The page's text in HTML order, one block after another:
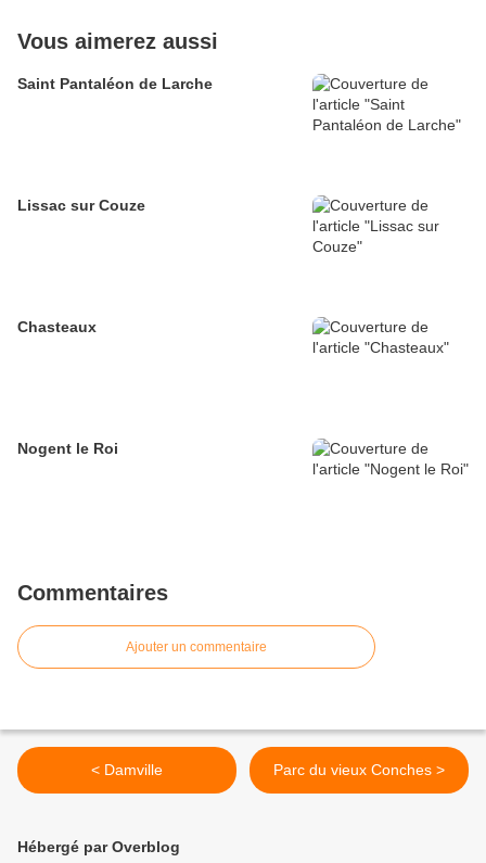
Vous aimerez aussi
Saint Pantaléon de Larche
Lissac sur Couze
Chasteaux
Nogent le Roi
Commentaires
Ajouter un commentaire
< Damville Parc du vieux Conches >
Hébergé par Overblog